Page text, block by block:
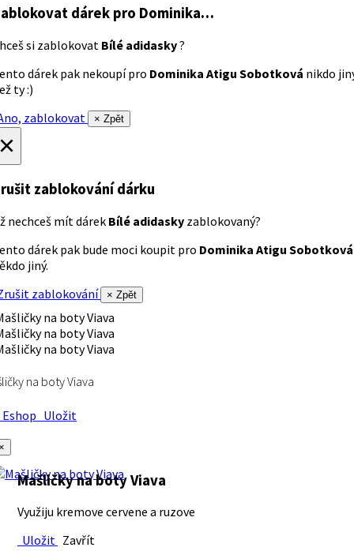
dárek pro Dominika…
si zablokovat Bílé adidasky?
dárek pak nekoupí pro Dominika Atigu Sobotková nikdo
ty :)
zablokovat
× Zpět
zablokování dárku
nechceš mít dárek Bílé adidasky zablokovaný?
dárek pak bude moci koupit pro Dominika Atigu Sobotková
jiný.
zablokování
× Zpět
na boty Viava
Uložit
Mašličky na boty Viava
Využiju kremove cervene a ruzove
Uložit Zavřít